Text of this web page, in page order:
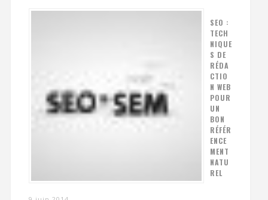
SEO :
TECH
NIQUE
S DE
RÉDA
CTIO
N WEB
POUR
UN
BON
RÉFÉR
ENCE
MENT
NATU
REL